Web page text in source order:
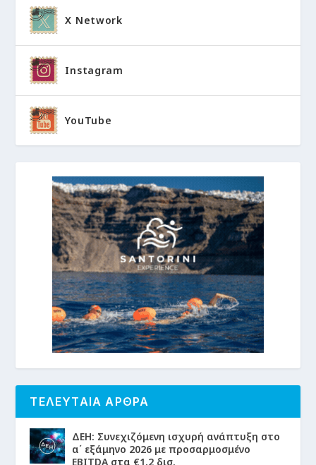
X Network
Instagram
YouTube
ΤΕΛΕΥΤΑΙΑ ΑΡΘΡΑ
ΔΕΗ: Συνεχιζόμενη ισχυρή ανάπτυξη στο
α΄ εξάμηνο 2026 με προσαρμοσμένο
EBITDA στα €1,2 δισ.